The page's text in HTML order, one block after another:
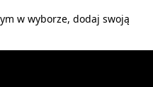
w wyborze, dodaj swoją